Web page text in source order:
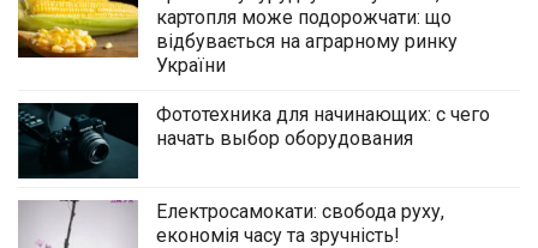
картопля може подорожчати: що
відбувається на аграрному ринку
України
Фототехника для начинающих: с чего
начать выбор оборудования
Електросамокати: свобода руху,
економія часу та зручність!